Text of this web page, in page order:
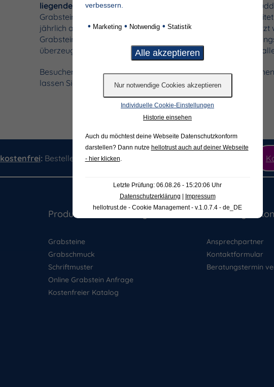
liegenden Steineneine preiswerte Lösung finden. Wir bei
Grabsteine auf höchstem Niveau: In puncto Gestaltung
jährlich an liebevollen Entwürfen, die patentrechtlich geschützt
Grabsteine, die mit besten Materialien, einzigartigen
überzeugen. Durch unsere eigene Produktionshalle können
Besuchen Sie uns gerne einmal vor Ort in Warendorf und
lassen Sie sich online inspirieren!
kostenfrei: Bestellen Sie jetzt unseren hochwertigen Produktkatalog
Produkte & Ausstellung
Grabsteine
Grabschmuck
Schriftmuster
Online Grabstein Anfrage
Kostenfreier Katalog
Beratung &
Ansprechpartner
Kontaktformular
Beratungstermin
verbessern.
• Marketing • Notwendig • Statistik
Individuelle Cookie-Einstellungen
Historie einsehen
Auch du möchtest deine Webseite Datenschutzkonform
darstellen? Dann nutze hellotrust auch auf deiner Webseite
- hier klicken
Letzte Prüfung: 06.08.26 - 15:20:06 Uhr
Datenschutzerklärung | Impressum
hellotrust.de - Cookie Management - v.1.0.7.4 - de_DE